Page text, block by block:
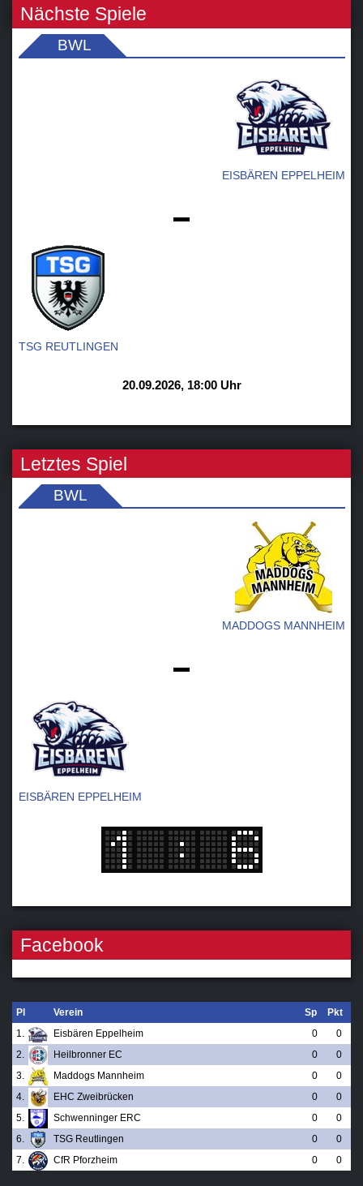
Nächste Spiele
BWL
EISBÄREN EPPELHEIM
TSG REUTLINGEN
20.09.2026, 18:00 Uhr
Letztes Spiel
BWL
MADDOGS MANNHEIM
-
EISBÄREN EPPELHEIM
Facebook
Pl Verein Sp
Pkt
1.
Eisbären Eppelheim 0
0
2.
Heilbronner EC 0
0
3.
Maddogs Mannheim 0
0
4.
EHC Zweibrücken 0
0
5.
Schwenninger ERC 0
0
6.
TSG Reutlingen 0
0
7.
CfR Pforzheim 0 0